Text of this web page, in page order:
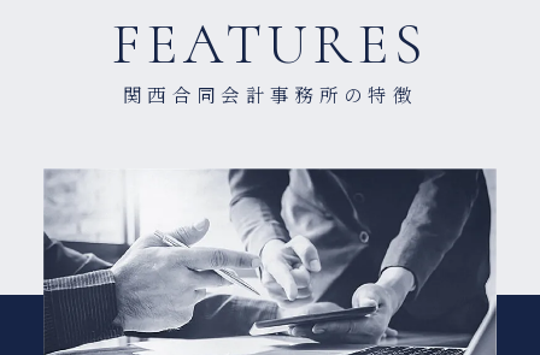
FEATURES
関西合同会計事務所の特徴